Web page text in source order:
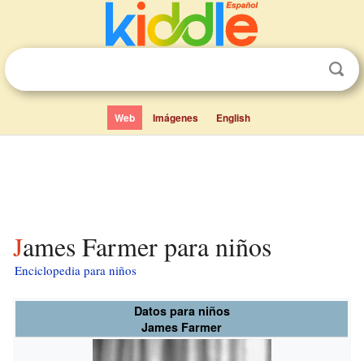
Web Imágenes English
James Farmer para niños
Enciclopedia para niños
Datos para niños
James Farmer